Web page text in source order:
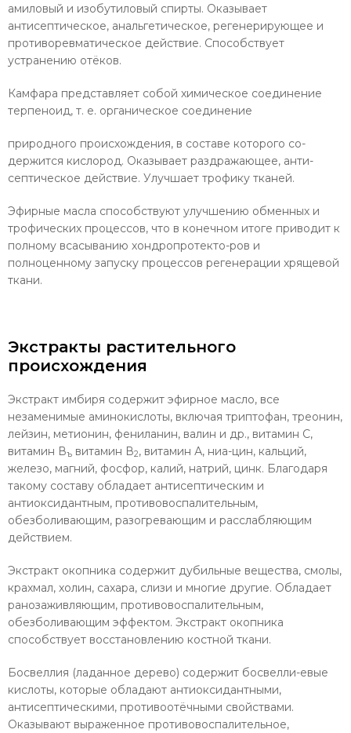
амиловый и изобутиловый спирты. Ока­зывает
антисептическое, анальгетическое, регенери­рующее и
противоревматическое действие. Способ­ствует
устранению отёков.
Камфара представляет собой химическое со­единение
терпеноид, т. е. органическое соединение
природного происхождения, в составе которого со­
держится кислород. Оказывает раздражающее, анти­
септическое действие. Улучшает трофику тканей.
Эфирные масла способствуют улучшению обмен­ных и
трофических процессов, что в конечном итоге приводит к
полному всасыванию хондропротекто-ров и
полноценному запуску процессов регенерации хрящевой
ткани.
Экстракты растительного
происхождения
Экстракт имбиря содержит эфирное масло, все
незаменимые аминокислоты, включая триптофан, треонин,
лейзин, метионин, фениланин, валин и др., витамин С,
витамин Въ витамин В2, витамин А, ниа-цин, кальций,
железо, магний, фосфор, калий, натрий, цинк. Благодаря
такому составу обладает антисеп­тическим и
антиоксидантным, противовоспалитель­ным,
обезболивающим, разогревающим и расслабля­ющим
действием.
Экстракт окопника содержит дубильные вещества, смолы,
крахмал, холин, сахара, слизи и многие другие. Обладает
ранозаживляющим, противовоспалитель­ным,
обезболивающим эффектом. Экстракт окопника
способствует восстановлению костной ткани.
Босвеллия (ладанное дерево) содержит босвелли-евые
кислоты, которые обладают антиоксидантными,
антисептическими, противоотёчными свойствами.
Оказывают выраженное противовоспалительное,